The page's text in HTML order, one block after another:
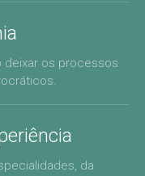
deixar os processos
da